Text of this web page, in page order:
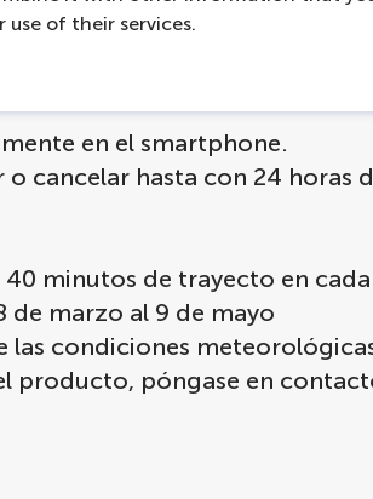
of their services.
de una tarifa especial.
en el smartphone.
cancelar hasta con 24 horas
minutos de trayecto en
de marzo al 9 de mayo
condiciones
producto, póngase en